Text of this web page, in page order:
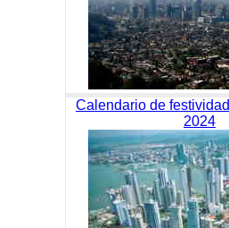
Calendario de
2024